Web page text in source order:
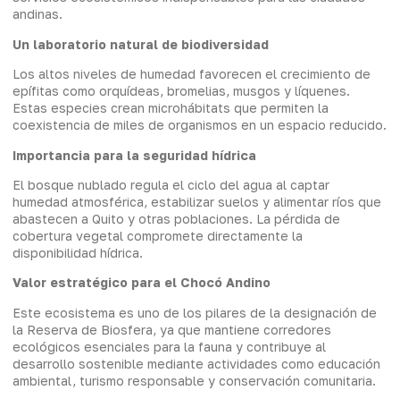
andinas.
Un laboratorio natural de biodiversidad
Los altos niveles de humedad favorecen el crecimiento de
epífitas como orquídeas, bromelias, musgos y líquenes.
Estas especies crean microhábitats que permiten la
coexistencia de miles de organismos en un espacio reducido.
Importancia para la seguridad hídrica
El bosque nublado regula el ciclo del agua al captar
humedad atmosférica, estabilizar suelos y alimentar ríos que
abastecen a Quito y otras poblaciones. La pérdida de
cobertura vegetal compromete directamente la
disponibilidad hídrica.
Valor estratégico para el Chocó Andino
Este ecosistema es uno de los pilares de la designación de
la Reserva de Biosfera, ya que mantiene corredores
ecológicos esenciales para la fauna y contribuye al
desarrollo sostenible mediante actividades como educación
ambiental, turismo responsable y conservación comunitaria.